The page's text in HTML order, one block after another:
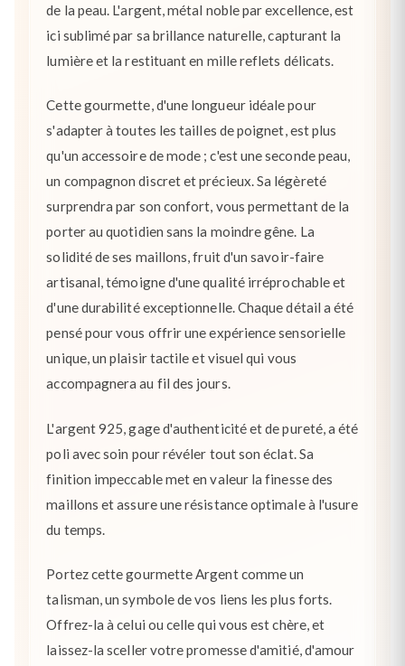
de la peau. L'argent, métal noble par excellence, est
ici sublimé par sa brillance naturelle, capturant la
lumière et la restituant en mille reflets délicats.
Cette gourmette, d'une longueur idéale pour
s'adapter à toutes les tailles de poignet, est plus
qu'un accessoire de mode ; c'est une seconde peau,
un compagnon discret et précieux. Sa légèreté
surprendra par son confort, vous permettant de la
porter au quotidien sans la moindre gêne. La
solidité de ses maillons, fruit d'un savoir-faire
artisanal, témoigne d'une qualité irréprochable et
d'une durabilité exceptionnelle. Chaque détail a été
pensé pour vous offrir une expérience sensorielle
unique, un plaisir tactile et visuel qui vous
accompagnera au fil des jours.
L'argent 925, gage d'authenticité et de pureté, a été
poli avec soin pour révéler tout son éclat. Sa
finition impeccable met en valeur la finesse des
maillons et assure une résistance optimale à l'usure
du temps.
Portez cette gourmette Argent comme un
talisman, un symbole de vos liens les plus forts.
Offrez-la à celui ou celle qui vous est chère, et
laissez-la sceller votre promesse d'amitié, d'amour